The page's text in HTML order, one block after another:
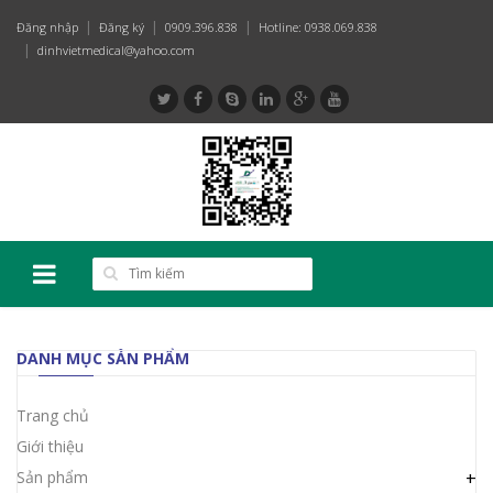
Đăng nhập Đăng ký 0909.396.838
Hotline: 0938.069.838
dinhvietmedical@yahoo.com
DANH MỤC SẢN PHẨM
Trang chủ
Giới thiệu
Sản phẩm
+